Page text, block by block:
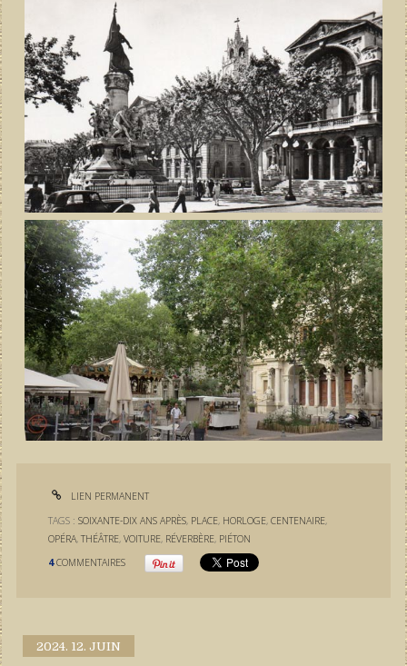
LIEN PERMANENT
TAGS :SOIXANTE-DIX ANS APRÈS, PLACE, HORLOGE,CENTENAIRE,
OPÉRA,THÉÂTRE,VOITURE, RÉVERBÈRE, PIÉTON
4 COMMENTAIRES
2024. 12. JUIN